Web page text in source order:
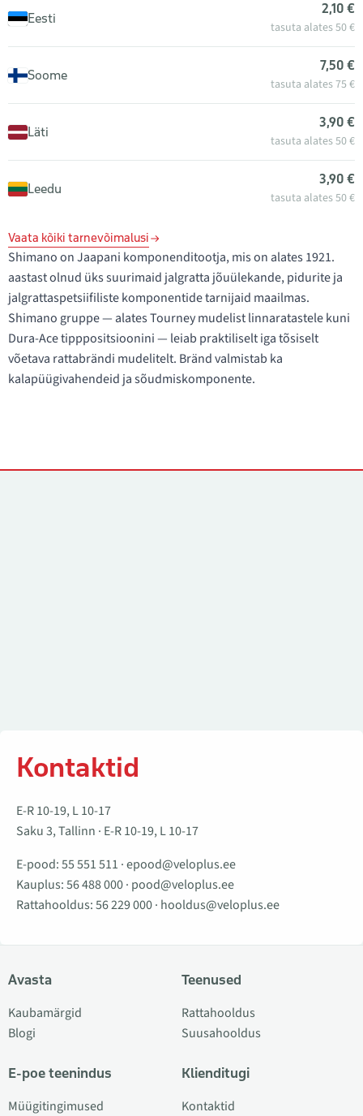
Eesti
2,10 €
tasuta alates 50 €
Soome
7,50 €
tasuta alates 75 €
Läti
3,90 €
tasuta alates 50 €
Leedu
3,90 €
tasuta alates 50 €
Vaata kõiki tarnevõimalusi
Shimano on Jaapani komponenditootja, mis on alates 1921.
aastast olnud üks suurimaid jalgratta jõuülekande, pidurite ja
jalgrattaspetsiifiliste komponentide tarnijaid maailmas.
Shimano gruppe — alates Tourney mudelist linnaratastele kuni
Dura-Ace tipppositsioonini — leiab praktiliselt iga tõsiselt
võetava rattabrändi mudelitelt. Bränd valmistab ka
kalapüügivahendeid ja sõudmiskomponente.
Kontaktid
E-R 10-19, L 10-17
Saku 3, Tallinn · E-R 10-19, L 10-17
E-pood:55 551 511 ·epood@veloplus.ee
Kauplus:56 488 000· pood@veloplus.ee
Rattahooldus:56 229 000· hooldus@veloplus.ee
Avasta
Kaubamärgid
Blogi
E-poe teenindus
Müügitingimused
Teenused
Rattahooldus
Suusahooldus
Klienditugi
Kontaktid